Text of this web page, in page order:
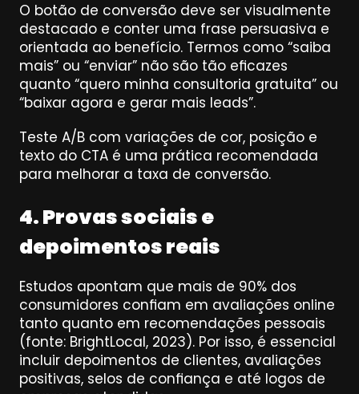
O botão de conversão deve ser visualmente
destacado e conter uma frase persuasiva e
orientada ao benefício. Termos como “saiba
mais” ou “enviar” não são tão eficazes
quanto “quero minha consultoria gratuita” ou
“baixar agora e gerar mais leads”.
Teste A/B com variações de cor, posição e
texto do CTA é uma prática recomendada
para melhorar a taxa de conversão.
4. Provas sociais e
depoimentos reais
Estudos apontam que mais de 90% dos
consumidores confiam em avaliações online
tanto quanto em recomendações pessoais
(fonte: BrightLocal, 2023). Por isso, é essencial
incluir depoimentos de clientes, avaliações
positivas, selos de confiança e até logos de